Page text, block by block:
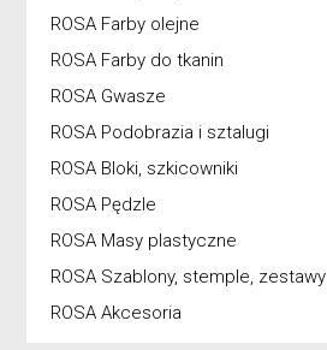
ROSA Farby olejne
ROSA Farby do tkanin
ROSA Gwasze
ROSA Podobrazia i sztalugi
ROSA Bloki, szkicowniki
ROSA Pędzle
ROSA Masy plastyczne
ROSA Szablony, stemple, zestawy
ROSA Akcesoria